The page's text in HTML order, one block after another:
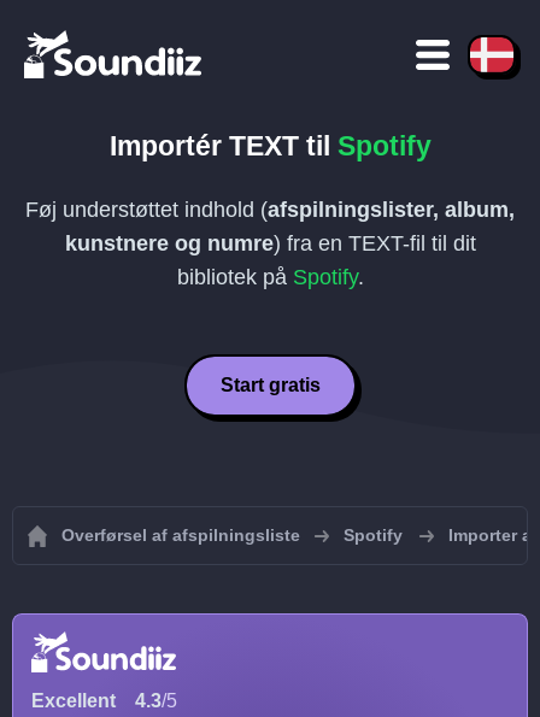
Importér TEXTtil Spotify
Føj understøttet indhold (afspilningslister, album,
kunstnere og numre) fra en TEXT-fil til dit
bibliotek på Spotify.
Start gratis
Overførsel af afspilningsliste Spotify Importer
Excellent 4.3/5